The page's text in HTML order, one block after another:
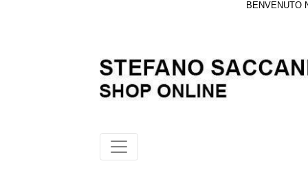
BENVENUTO